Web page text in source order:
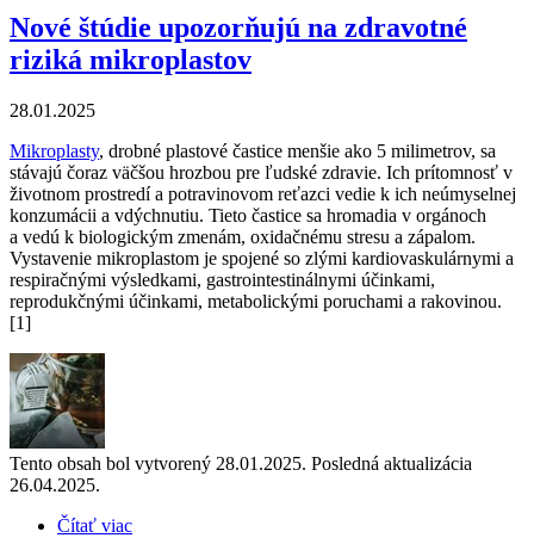
Nové štúdie upozorňujú na zdravotné
riziká mikroplastov
28.01.2025
Mikroplasty, drobné plastové častice menšie ako 5 milimetrov, sa
stávajú čoraz väčšou hrozbou pre ľudské zdravie. Ich prítomnosť v
životnom prostredí a potravinovom reťazci vedie k ich neúmyselnej
konzumácii a vdýchnutiu. Tieto častice sa hromadia v orgánoch
a vedú k biologickým zmenám, oxidačnému stresu a zápalom.
Vystavenie mikroplastom je spojené so zlými kardiovaskulárnymi a
respiračnými výsledkami, gastrointestinálnymi účinkami,
reprodukčnými účinkami, metabolickými poruchami a rakovinou.
[1]
Tento obsah bol vytvorený 28.01.2025. Posledná aktualizácia
26.04.2025.
Čítať viac